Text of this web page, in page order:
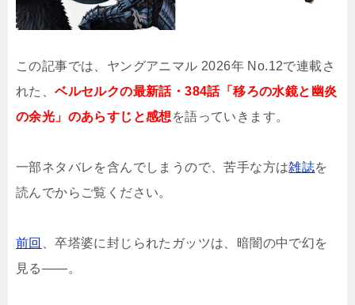
この記事では、ヤングアニマル 2026年 No.12で連載さ
れた、ベルセルクの最新話・384話「移ろの水鏡と幽炎
の余光」のあらすじと感想 を語っていきます。
一部ネタバレを含んでしまうので、苦手な方は雑誌を
読んでからご覧ください。
前回
、卒塔婆に封じられたガッツは、暗闇の中で幻を
見る――。